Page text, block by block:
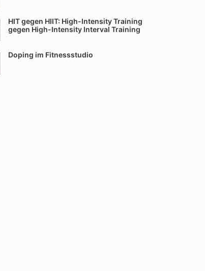
HIT gegen HIIT: High-Intensity Training
gegen High-Intensity Interval Training
Doping im Fitnessstudio